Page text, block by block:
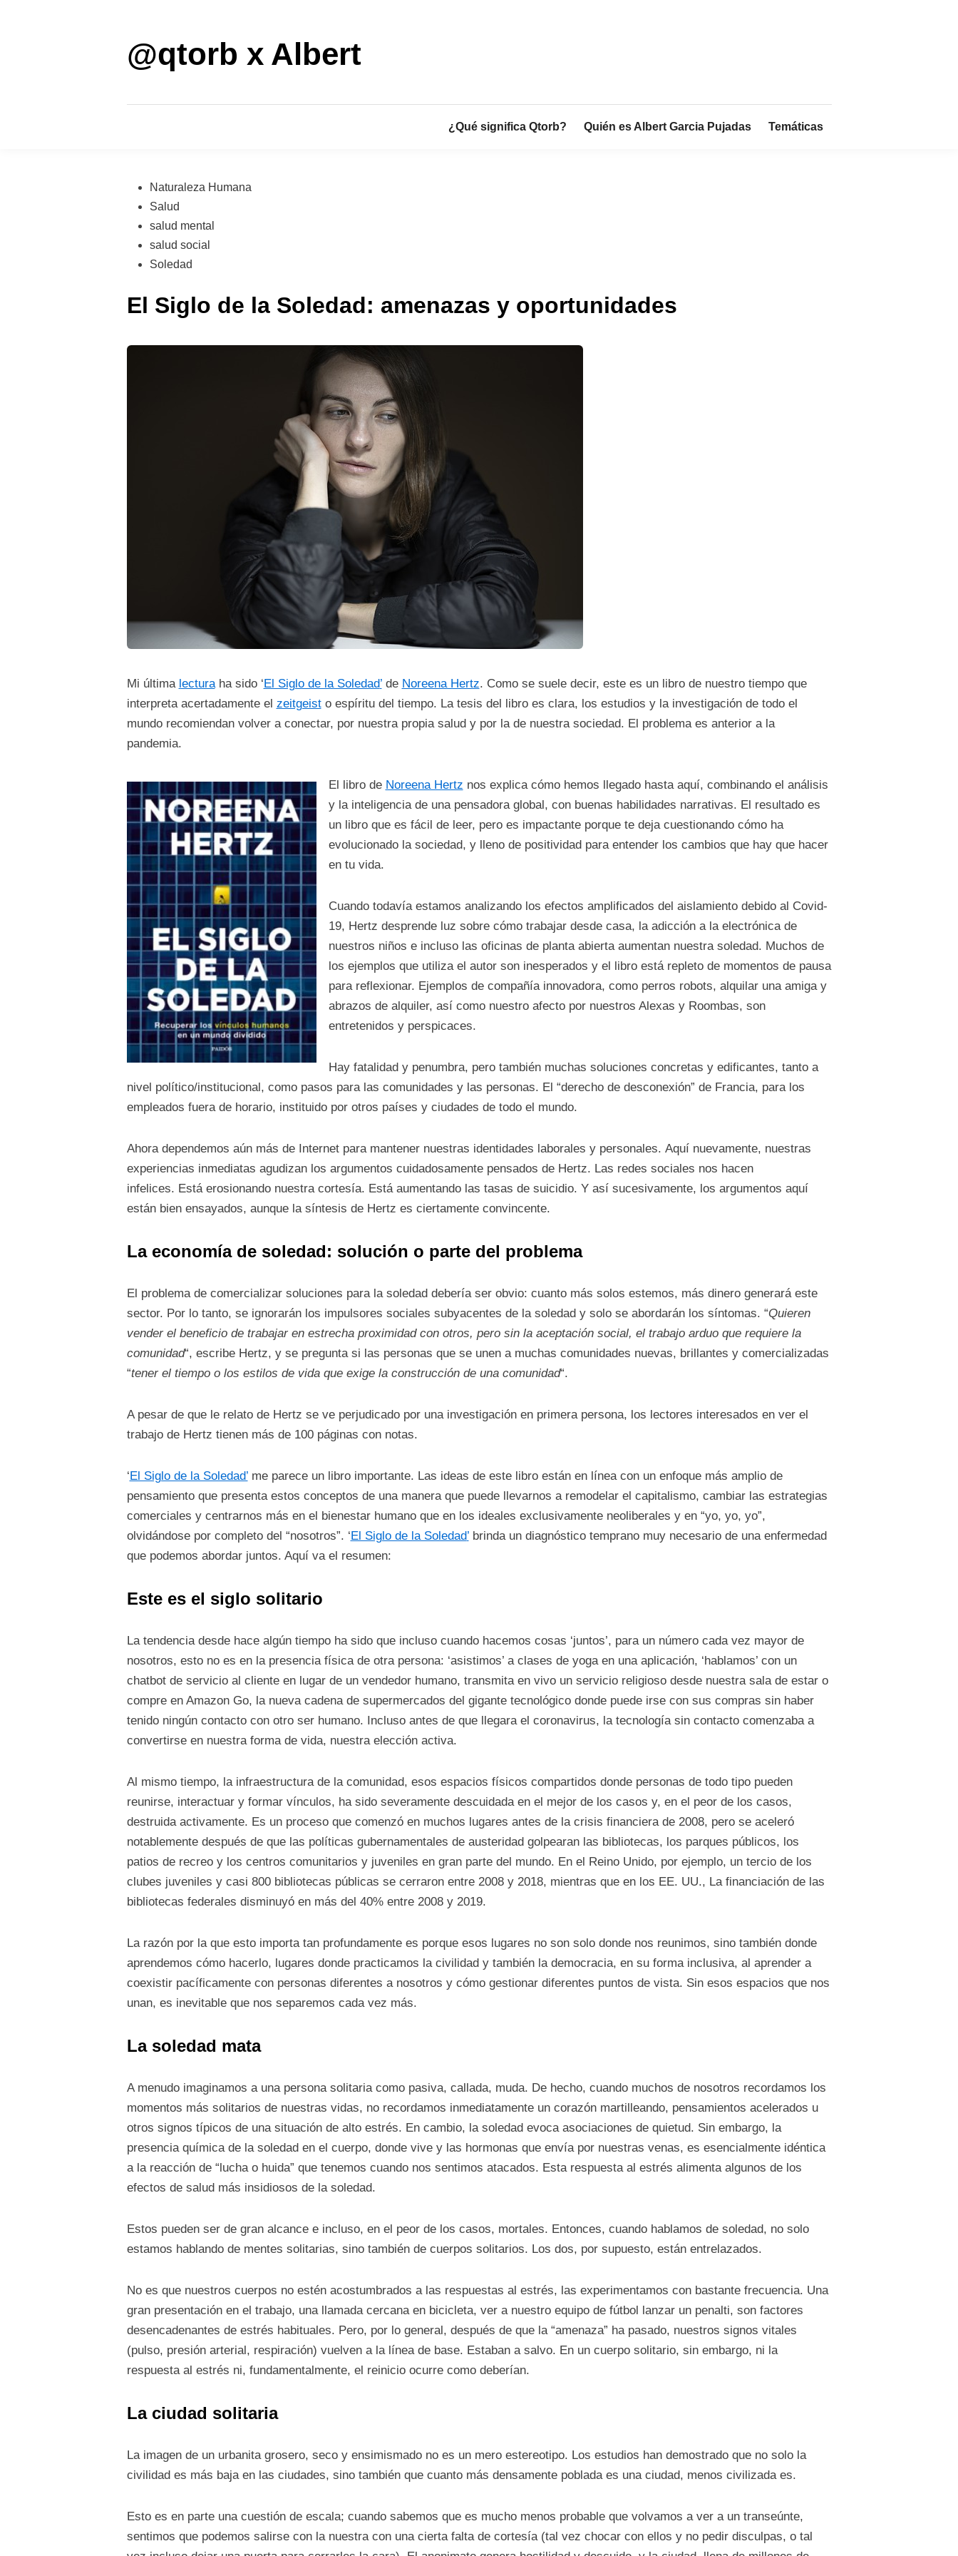
@qtorb x Albert
¿Qué significa Qtorb? Quién es Albert Garcia Pujadas Temáticas
Publicado
en
Naturaleza Humana
Salud
salud mental
salud social
Soledad
El Siglo de la Soledad: amenazas y oportunidades
Mi última lecturaha sido ‘El Siglo de la Soledad’de Noreena Hertz. Como se suele decir, este es un libro de nuestro tiempo que
interpreta acertadamente el zeitgeisto espíritu del tiempo. La tesis del libro es clara, los estudios y la investigación de todo el
mundo recomiendan volver a conectar, por nuestra propia salud y por la de nuestra sociedad. El problema es anterior a la
pandemia.
El libro de Noreena Hertz nos explica cómo hemos llegado hasta aquí, combinando el análisis
y la inteligencia de una pensadora global, con buenas habilidades narrativas. El resultado es
un libro que es fácil de leer, pero es impactante porque te deja cuestionando cómo ha
evolucionado la sociedad, y lleno de positividad para entender los cambios que hay que hacer
en tu vida.
Cuando todavía estamos analizando los efectos amplificados del aislamiento debido al Covid-
19, Hertz desprende luz sobre cómo trabajar desde casa, la adicción a la electrónica de
nuestros niños e incluso las oficinas de planta abierta aumentan nuestra soledad. Muchos de
los ejemplos que utiliza el autor son inesperados y el libro está repleto de momentos de pausa
para reflexionar. Ejemplos de compañía innovadora, como perros robots, alquilar una amiga y
abrazos de alquiler, así como nuestro afecto por nuestros Alexas y Roombas, son
entretenidos y perspicaces.
Hay fatalidad y penumbra, pero también muchas soluciones concretas y edificantes, tanto a
nivel político/institucional, como pasos para las comunidades y las personas. El “derecho de desconexión” de Francia, para los
empleados fuera de horario, instituido por otros países y ciudades de todo el mundo.
Ahora dependemos aún más de Internet para mantener nuestras identidades laborales y personales. Aquí nuevamente, nuestras
experiencias inmediatas agudizan los argumentos cuidadosamente pensados ​​de Hertz. Las redes sociales nos hacen
infelices. Está erosionando nuestra cortesía. Está aumentando las tasas de suicidio. Y así sucesivamente, los argumentos aquí
están bien ensayados, aunque la síntesis de Hertz es ciertamente convincente.
La economía de soledad: solución o parte del problema
El problema de comercializar soluciones para la soledad debería ser obvio: cuanto más solos estemos, más dinero generará este
sector. Por lo tanto, se ignorarán los impulsores sociales subyacentes de la soledad y solo se abordarán los síntomas. “Quieren
vender el beneficio de trabajar en estrecha proximidad con otros, pero sin la aceptación social, el trabajo arduo que requiere la
comunidad“, escribe Hertz, y se pregunta si las personas que se unen a muchas comunidades nuevas, brillantes y comercializadas
“tener el tiempo o los estilos de vida que exige la construcción de una comunidad“.
A pesar de que le relato de Hertz se ve perjudicado por una investigación en primera persona, los lectores interesados ​​en ver el
trabajo de Hertz tienen más de 100 páginas con notas.
‘El Siglo de la Soledad’me parece un libro importante. Las ideas de este libro están en línea con un enfoque más amplio de
pensamiento que presenta estos conceptos de una manera que puede llevarnos a remodelar el capitalismo, cambiar las estrategias
comerciales y centrarnos más en el bienestar humano que en los ideales exclusivamente neoliberales y en “yo, yo, yo”,
olvidándose por completo del “nosotros”. ‘El Siglo de la Soledad’brinda un diagnóstico temprano muy necesario de una enfermedad
que podemos abordar juntos. Aquí va el resumen:
Este es el siglo solitario
La tendencia desde hace algún tiempo ha sido que incluso cuando hacemos cosas ‘juntos’, para un número cada vez mayor de
nosotros, esto no es en la presencia física de otra persona: ‘asistimos’ a clases de yoga en una aplicación, ‘hablamos’ con un
chatbot de servicio al cliente en lugar de un vendedor humano, transmita en vivo un servicio religioso desde nuestra sala de estar o
compre en Amazon Go, la nueva cadena de supermercados del gigante tecnológico donde puede irse con sus compras sin haber
tenido ningún contacto con otro ser humano. Incluso antes de que llegara el coronavirus, la tecnología sin contacto comenzaba a
convertirse en nuestra forma de vida, nuestra elección activa.
Al mismo tiempo, la infraestructura de la comunidad, esos espacios físicos compartidos donde personas de todo tipo pueden
reunirse, interactuar y formar vínculos, ha sido severamente descuidada en el mejor de los casos y, en el peor de los casos,
destruida activamente. Es un proceso que comenzó en muchos lugares antes de la crisis financiera de 2008, pero se aceleró
notablemente después de que las políticas gubernamentales de austeridad golpearan las bibliotecas, los parques públicos, los
patios de recreo y los centros comunitarios y juveniles en gran parte del mundo. En el Reino Unido, por ejemplo, un tercio de los
clubes juveniles y casi 800 bibliotecas públicas se cerraron entre 2008 y 2018, mientras que en los EE. UU., La financiación de las
bibliotecas federales disminuyó en más del 40% entre 2008 y 2019.
La razón por la que esto importa tan profundamente es porque esos lugares no son solo donde nos reunimos, sino también donde
aprendemos cómo hacerlo, lugares donde practicamos la civilidad y también la democracia, en su forma inclusiva, al aprender a
coexistir pacíficamente con personas diferentes a nosotros y cómo gestionar diferentes puntos de vista. Sin esos espacios que nos
unan, es inevitable que nos separemos cada vez más.
La soledad mata
A menudo imaginamos a una persona solitaria como pasiva, callada, muda. De hecho, cuando muchos de nosotros recordamos los
momentos más solitarios de nuestras vidas, no recordamos inmediatamente un corazón martilleando, pensamientos acelerados u
otros signos típicos de una situación de alto estrés. En cambio, la soledad evoca asociaciones de quietud. Sin embargo, la
presencia química de la soledad en el cuerpo, donde vive y las hormonas que envía por nuestras venas, es esencialmente idéntica
a la reacción de “lucha o huida” que tenemos cuando nos sentimos atacados. Esta respuesta al estrés alimenta algunos de los
efectos de salud más insidiosos de la soledad.
Estos pueden ser de gran alcance e incluso, en el peor de los casos, mortales. Entonces, cuando hablamos de soledad, no solo
estamos hablando de mentes solitarias, sino también de cuerpos solitarios. Los dos, por supuesto, están entrelazados.
No es que nuestros cuerpos no estén acostumbrados a las respuestas al estrés, las experimentamos con bastante frecuencia. Una
gran presentación en el trabajo, una llamada cercana en bicicleta, ver a nuestro equipo de fútbol lanzar un penalti, son factores
desencadenantes de estrés habituales. Pero, por lo general, después de que la “amenaza” ha pasado, nuestros signos vitales
(pulso, presión arterial, respiración) vuelven a la línea de base. Estaban a salvo. En un cuerpo solitario, sin embargo, ni la
respuesta al estrés ni, fundamentalmente, el reinicio ocurre como deberían.
La ciudad solitaria
La imagen de un urbanita grosero, seco y ensimismado no es un mero estereotipo. Los estudios han demostrado que no solo la
civilidad es más baja en las ciudades, sino también que cuanto más densamente poblada es una ciudad, menos civilizada es.
Esto es en parte una cuestión de escala; cuando sabemos que es mucho menos probable que volvamos a ver a un transeúnte,
sentimos que podemos salirse con la nuestra con una cierta falta de cortesía (tal vez chocar con ellos y no pedir disculpas, o tal